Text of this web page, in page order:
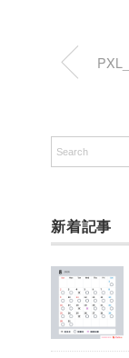
新着記事